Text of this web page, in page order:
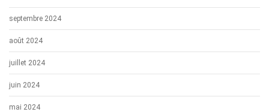
septembre 2024
août 2024
juillet 2024
juin 2024
mai 2024